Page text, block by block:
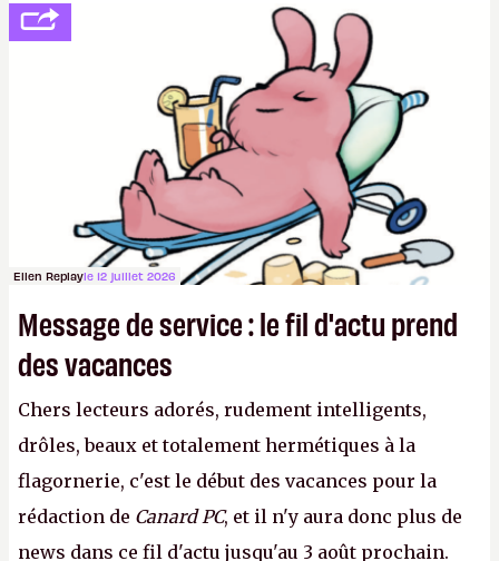
se consoler, le PDG David Baszucki peut compter
sur le déblocage du jeu en Russie et l'explosion des
joueurs majeurs (+32 %). L'avenir appartient donc
aux adultes, qui ne sont jamais que des enfants
avec du pouvoir d'achat.P.
Ellen Replayle 12 juillet 2026
Message de service : le fil d'actu prend
des vacances
Chers lecteurs adorés, rudement intelligents,
drôles, beaux et totalement hermétiques à la
flagornerie, c'est le début des vacances pour la
rédaction de Canard PC, et il n'y aura donc plus de
news dans ce fil d'actu jusqu'au 3 août prochain.